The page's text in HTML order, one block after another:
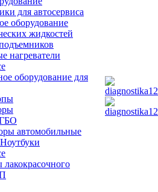
для автосервиса
оборудование
жидкостей
нагреватели
оборудование для
автомобильные